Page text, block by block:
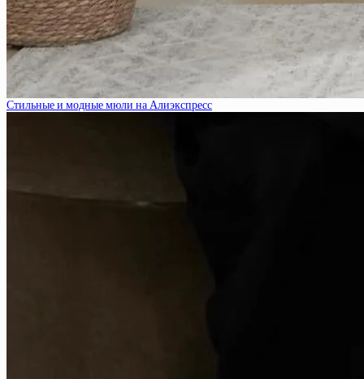
Стильные и модные мюли на Алиэкспресс